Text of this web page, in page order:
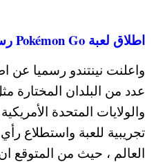
اطلاق لعبة Pokémon Go رسميا لاجهزة اندرويد وآيفون
عدد من البلدان المختارة
والولايات المتحدة
تجريبية للعبة واستطلاع
العالم ، حيث من المتوقع